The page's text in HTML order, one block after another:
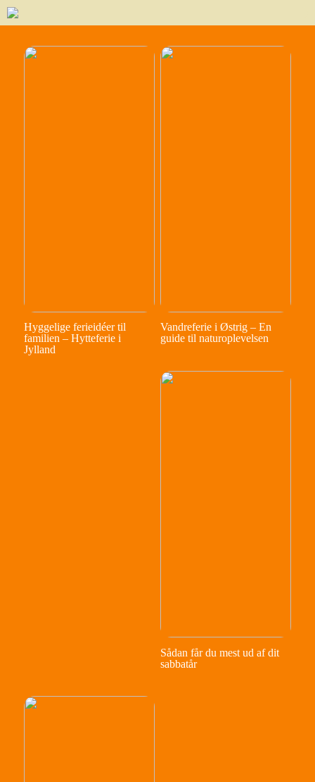
Hyggelige ferieidéer til
familien – Hytteferie i
Jylland
Vandreferie i Østrig – En
guide til naturoplevelsen
Sådan får du mest ud af dit
sabbatår